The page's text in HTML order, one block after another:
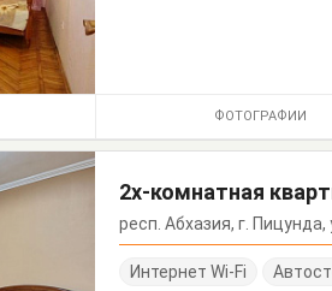
ФОТОГРАФИИ
2х-комнатная
респ. Абхазия, г. Пицунда,
Интернет Wi-Fi